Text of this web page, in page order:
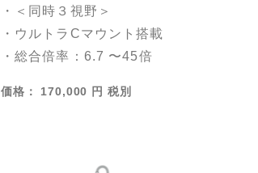
・＜同時３視野＞
・ウルトラCマウント搭載
・総合倍率：6.7 〜45倍
価格： 170,000 円 税別